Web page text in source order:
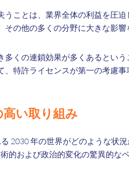
ことは、業界全体の利益を圧迫
の他の多くの分野に大きな影響
多くの連鎖効果が多くあるとい
、特許ライセンスが第一の考慮
い取り組み
2030 年の世界がどのような状
的および政治的変化の驚異的な